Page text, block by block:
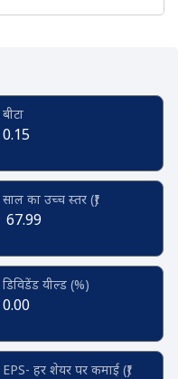
बीटा
0.15
साल का उच्च स्तर (₹)
67.99
डिविडेंड यील्ड (%)
0.00
EPS- हर शेयर पर कमाई (₹)